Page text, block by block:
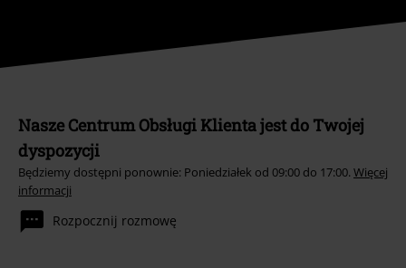
Nasze Centrum Obsługi Klienta jest do Twojej
dyspozycji
Będziemy dostępni ponownie: Poniedziałek od 09:00 do 17:00. Więcej
informacji
Rozpocznij rozmowę